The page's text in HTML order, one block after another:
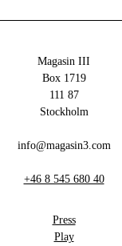
Magasin III
Box 1719
111 87
Stockholm
info@magasin3.com
+46 8 545 680 40
Press
Play